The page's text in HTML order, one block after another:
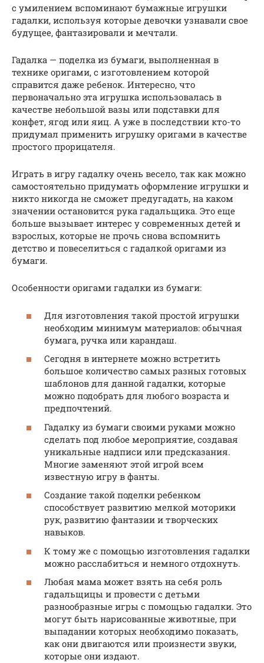
с умилением вспоминают бумажные игрушки
гадалки, используя которые девочки узнавали свое
будущее, фантазировали и мечтали.
Гадалка — поделка из бумаги, выполненная в
технике оригами, с изготовлением которой
справится даже ребенок. Интересно, что
первоначально эта игрушка использовалась в
качестве небольшой вазы или подставки для
конфет, ягод или яиц. А уже в последствии кто-то
придумал применить игрушку оригами в качестве
простого прорицателя.
Играть в игру гадалку очень весело, так как можно
самостоятельно придумать оформление игрушки и
никто никогда не сможет предугадать, на каком
значении остановится рука гадальщика. Это еще
больше вызывает интерес у современных детей и
взрослых, которые не прочь снова вспомнить
детство и повеселиться с гадалкой оригами из
бумаги.
Особенности оригами гадалки из бумаги:
Для изготовления такой простой игрушки
необходим минимум материалов: обычная
бумага, ручка или карандаш.
Сегодня в интернете можно встретить
большое количество самых разных готовых
шаблонов для данной гадалки, которые
можно подобрать для любого возраста и
предпочтений.
Гадалку из бумаги своими руками можно
сделать под любое мероприятие, создавая
уникальные надписи или предсказания.
Многие заменяют этой игрой всем
известную игру в фанты.
Создание такой поделки ребенком
способствует развитию мелкой моторики
рук, развитию фантазии и творческих
навыков.
К тому же с помощью изготовления гадалки
можно расслабиться и немного отдохнуть.
Любая мама может взять на себя роль
гадальщицы и провести с детьми
разнообразные игры с помощью гадалки. Это
могут быть нарисованные животные, при
выпадании которых необходимо показать,
как они двигаются или произнести звуки,
которые они издают.